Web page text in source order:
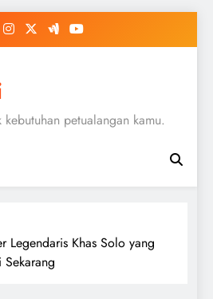
petualangan kamu.
Legendaris Khas Solo yang
Sekarang